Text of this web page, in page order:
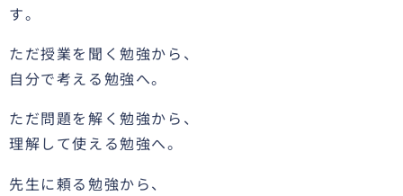
す。
ただ授業を聞く勉強から、
自分で考える勉強へ。
ただ問題を解く勉強から、
理解して使える勉強へ。
先生に頼る勉強から、